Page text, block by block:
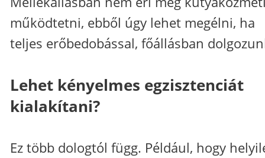
működtetni, ebből úgy lehet megélni, ha
teljes erőbedobással, főállásban
Lehet kényelmes egzisztenciát
kialakítani?
Ez több dologtól függ. Például, hogy